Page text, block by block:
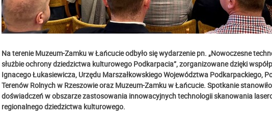
Na terenie Muzeum-Zamku w Łańcucie odbyło się wydarzenie pn. „Nowoczesne
służbie ochrony dziedzictwa kulturowego Podkarpacia”, zorganizowane dzięki
Ignacego Łukasiewicza, Urzędu Marszałkowskiego Województwa Podkarpackiego,
Terenów Rolnych w Rzeszowie oraz Muzeum-Zamku w Łańcucie. Spotkanie
doświadczeń w obszarze zastosowania innowacyjnych technologii skanowania
regionalnego dziedzictwa kulturowego.